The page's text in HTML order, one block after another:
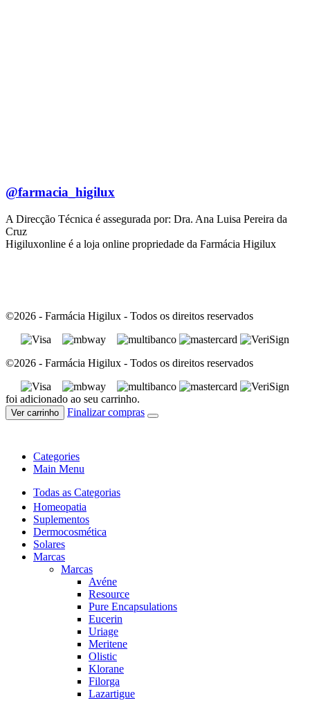
@farmacia_higilux
A Direcção Técnica é assegurada por: Dra. Ana Luisa Pereira da
Cruz
Higiluxonline é a loja online propriedade da Farmácia Higilux
©2026 - Farmácia Higilux - Todos os direitos reservados
©2026 - Farmácia Higilux - Todos os direitos reservados
foi adicionado ao seu carrinho.
Ver carrinho Finalizar compras
Categories
Main Menu
Todas as Categorias
Homeopatia
Suplementos
Dermocosmética
Solares
Marcas
Marcas
Avéne
Resource
Pure Encapsulations
Eucerin
Uriage
Meritene
Olistic
Klorane
Filorga
Lazartigue